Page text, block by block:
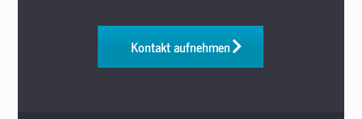
Kontakt aufnehmen